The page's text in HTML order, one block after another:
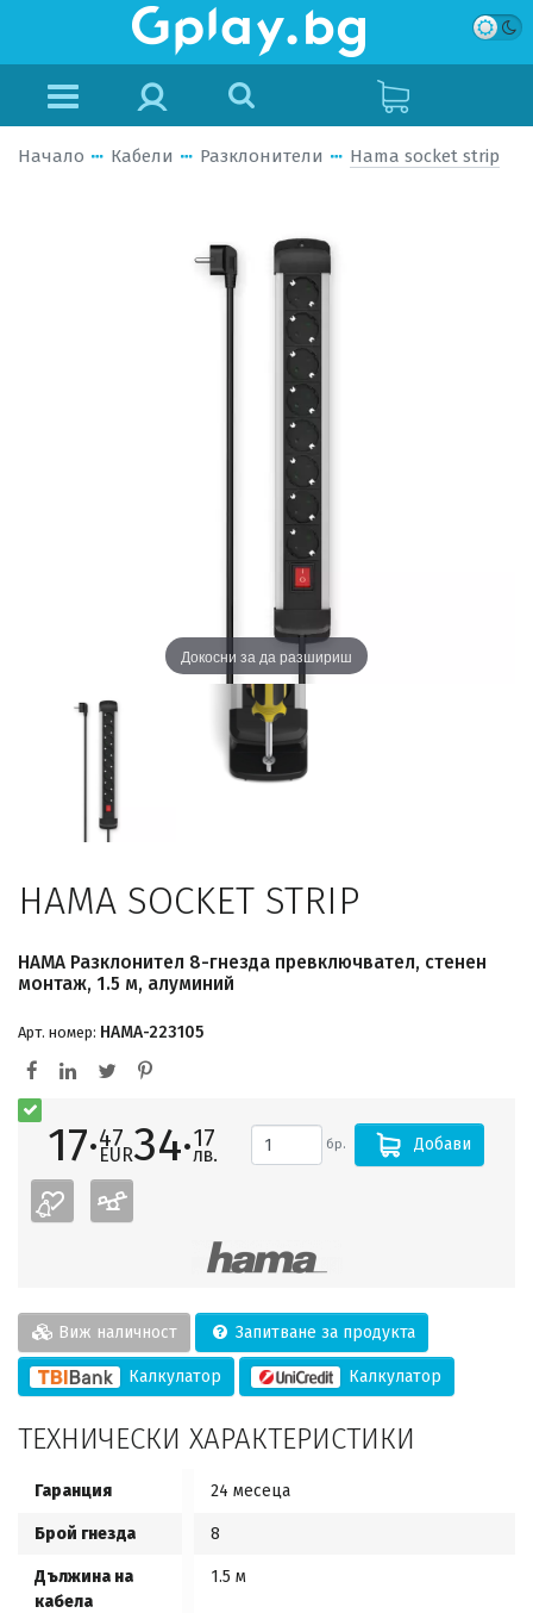
Начало Кабели Разклонители Hama socket strip
Докосни за да разшириш
HAMA SOCKET STRIP
HAMA Разклонител 8-гнезда превключвател, стенен
монтаж, 1.5 м, алуминий
Арт. номер: HAMA-223105
17·47
EUR34·17
лв. бр. Добави
Виж наличност Запитване за продукта
Калкулатор Калкулатор
ТЕХНИЧЕСКИ ХАРАКТЕРИСТИКИ
Гаранция 24 месеца
Брой гнезда 8
Дължина на
кабела
1.5 м